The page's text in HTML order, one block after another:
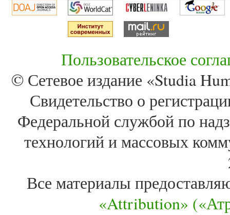
Пользовательское
© Сетевое издание «Studia
Свидетельство о
Федеральной службой по
технологий и массовых
Все материалы
«Attribution»